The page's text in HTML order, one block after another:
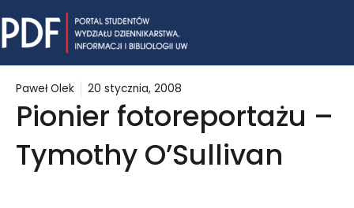
to
content
Paweł Olek 20 stycznia, 2008
Pionier fotoreportażu –
Tymothy O’Sullivan